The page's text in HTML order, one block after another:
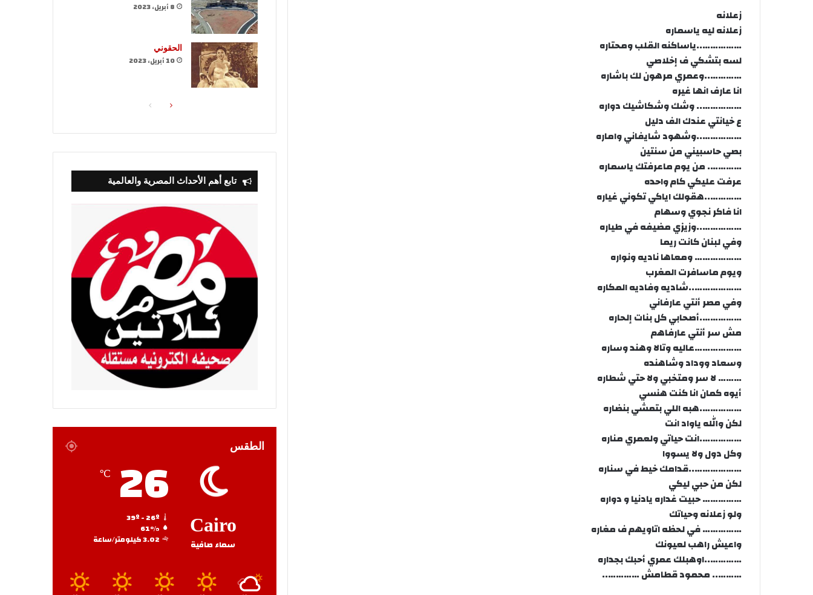
زعلانه
زعلانه ليه ياسماره
……………..ياساكنه القلب ومحتاره
لسه بتشكي ف إخلاصي
…………..وعمري مرهون لك باشاره
انا عارف انها غيره
…………….. وشك وشكاشيك دواره
ع خيانتي عندك الف دليل
……………..وشهود شايفاني واماره
بصي حاسبيني من سنتين
…………. من يوم ماعرفتك ياسماره
عرفت عليكي كام واحده
…………..هقولك اياكي تكوني غياره
انا فاكر نجوي وسهام
……………..وزيزي مضيفه في طياره
وفي لبنان كانت ريما
……………… ومعاها ناديه ونواره
ويوم ماسافرت المغرب
………………..شاديه وفاديه المكاره
وفي مصر أنتي عارفاني
…………….أصحابي كل بنات إلحاره
مش سر أنتي عارفاهم
………………عاليه وتالا وهند وساره
وسعاد ووداد وشاهنده
……… لا سر ومتخبي ولا حتي شطاره
أيوه كمان انا كنت هنسي
…………….هبه اللي بتمشي بنضاره
لكن والله ياواد انت
…………….انت حياتي ولعمري مناره
وكل دول ولا يسووا
………………..قدامك خيط في سناره
لكن من حبي ليكي
…………… حبيت غداره يادنيا و دواره
ولو زعلانه وحياتك
…………… في لحظه اتاويهم ف مغاره
واعيش راهب لعيونك
…………..اوهبلك عمري أحبك بجداره
……….. محمود قطامش …………..
8 أبريل، 2023
الحقوني
10 أبريل، 2023
الصفحةالصفحة
تابع أهم الأحداث المصرية والعالمية
الطقس
Cairo
سماء صافية
26
℃
61%
3.02 كيلومتر/ساعة